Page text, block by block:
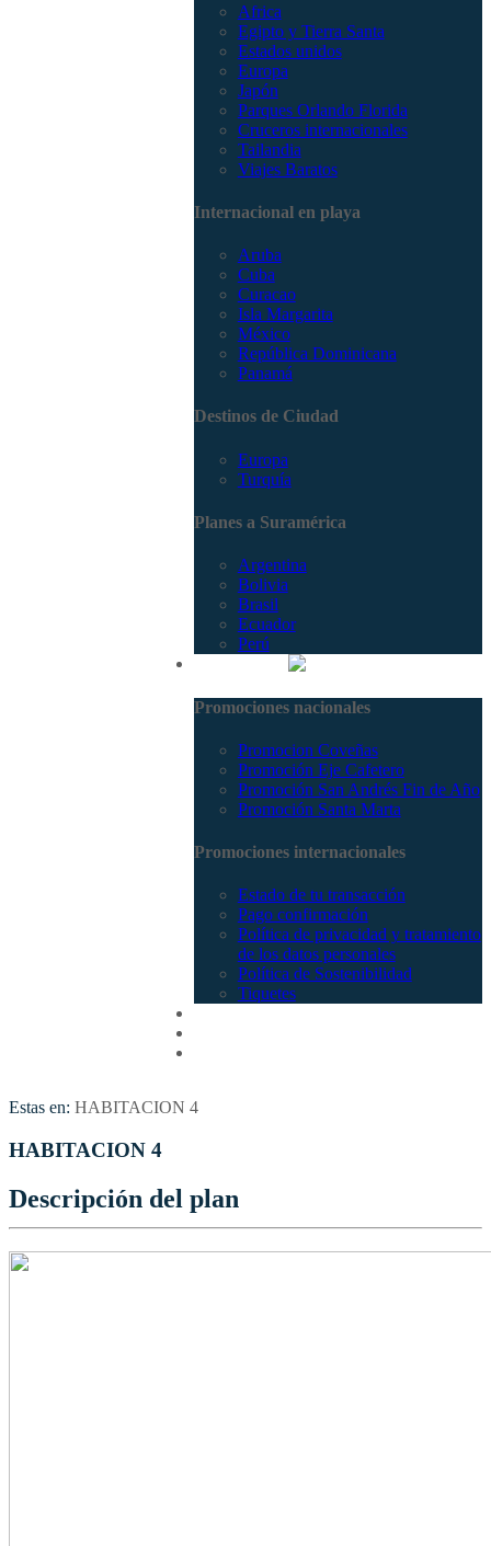
Africa
Egipto y Tierra Santa
Estados unidos
Europa
Japón
Parques Orlando Florida
Cruceros internacionales
Tailandia
Viajes Baratos
Internacional en playa
Aruba
Cuba
Curacao
Isla Margarita
México
República Dominicana
Panamá
Destinos de Ciudad
Europa
Turquía
Planes a Suramérica
Argentina
Bolivia
Brasil
Ecuador
Perú
Promociones nacionales
Promocion Coveñas
Promoción Eje Cafetero
Promoción San Andrés Fin de Año
Promoción Santa Marta
Promociones internacionales
Estado de tu transacción
Pago confirmación
Política de privacidad y tratamiento
de los datos personales
Política de Sostenibilidad
Tiquetes
Estas en: HABITACION 4
HABITACION 4
Descripción del plan